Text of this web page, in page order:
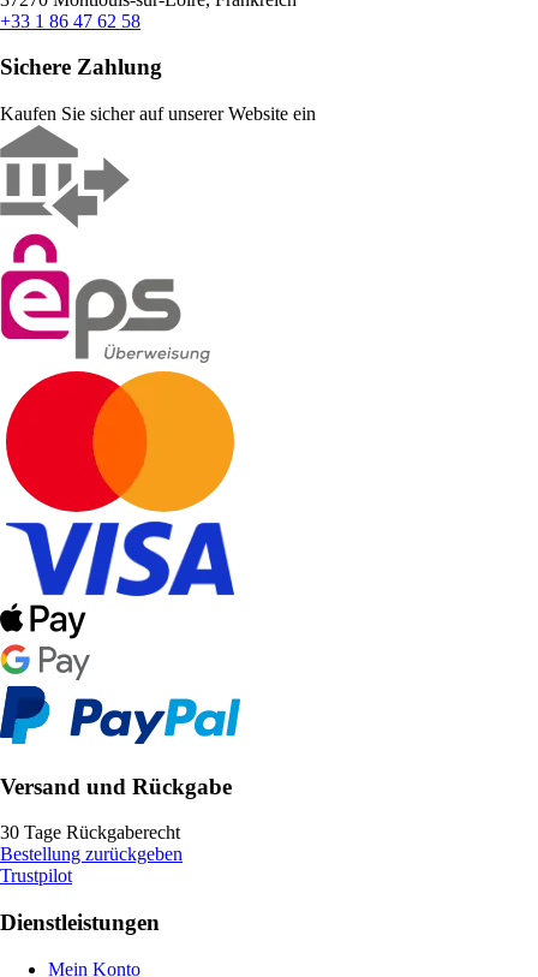
+33 1 86 47 62 58
Sichere Zahlung
Kaufen Sie sicher auf unserer Website ein
Versand und Rückgabe
30 Tage Rückgaberecht
Bestellung zurückgeben
Trustpilot
Dienstleistungen
Mein Konto